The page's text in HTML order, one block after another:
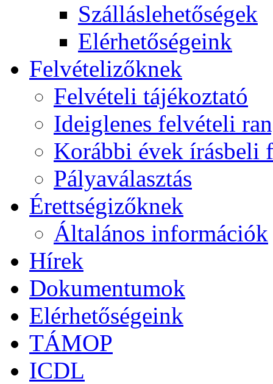
Szálláslehetőségek
Elérhetőségeink
Felvételizőknek
Felvételi tájékoztató
Ideiglenes felvételi
Korábbi évek írásbeli
Pályaválasztás
Érettségizőknek
Általános információk
Hírek
Dokumentumok
Elérhetőségeink
TÁMOP
ICDL